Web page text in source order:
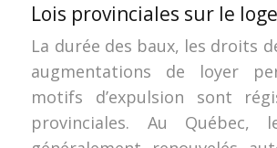
Lois provinciales sur le
La durée des baux, les droits
augmentations de loyer
motifs d’expulsion sont
provinciales. Au Québec,